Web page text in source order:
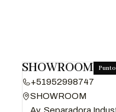
SHOWROOM
+51952998747
SHOWROOM